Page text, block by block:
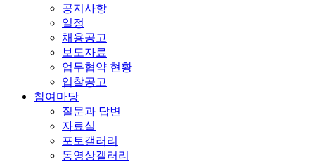
공지사항
일정
채용공고
보도자료
업무협약 현황
입찰공고
참여마당
질문과 답변
자료실
포토갤러리
동영상갤러리